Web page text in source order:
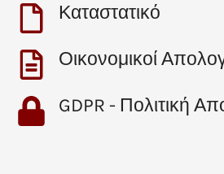
Καταστατικό
Οικονομικοί
GDPR - Πολιτική